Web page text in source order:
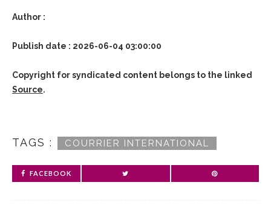
Author :
Publish date : 2026-06-04 03:00:00
Copyright for syndicated content belongs to the linked
Source.
TAGS : COURRIER INTERNATIONAL
FACEBOOK